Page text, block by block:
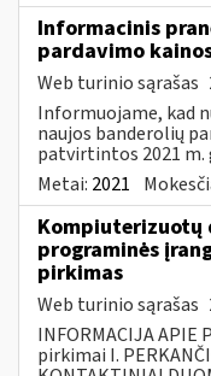
Informacinis
pardavimo
Web turinio sąrašas
Informuojame, kad
naujos banderolių
patvirtintos 2021 m.
Metai: 2021
Kompiuterizuotų
programinės
pirkimas
Web turinio sąrašas
INFORMACIJA APIE
pirkimai I.